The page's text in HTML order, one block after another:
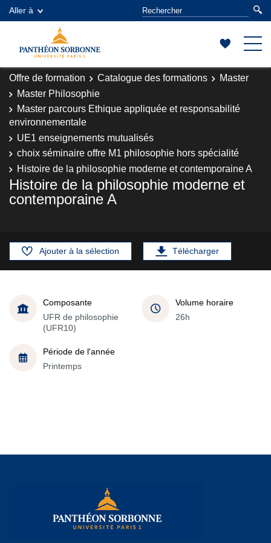
Aller à
Offre de formation Catalogue des formations
Master
Master Philosophie
Master parcours Ethique appliquée et responsabilité
environnementale
UE1 enseignements mutualisés
choix séminaire offre M1 philosophie hors spécialité
Histoire de la philosophie moderne et contemporaine A
Histoire de la philosophie moderne et
contemporaine A
Ajouter à la sélection Télécharger
Composante
UFR de philosophie
(UFR10)
Volume horaire
26h
Période de l'année
Printemps